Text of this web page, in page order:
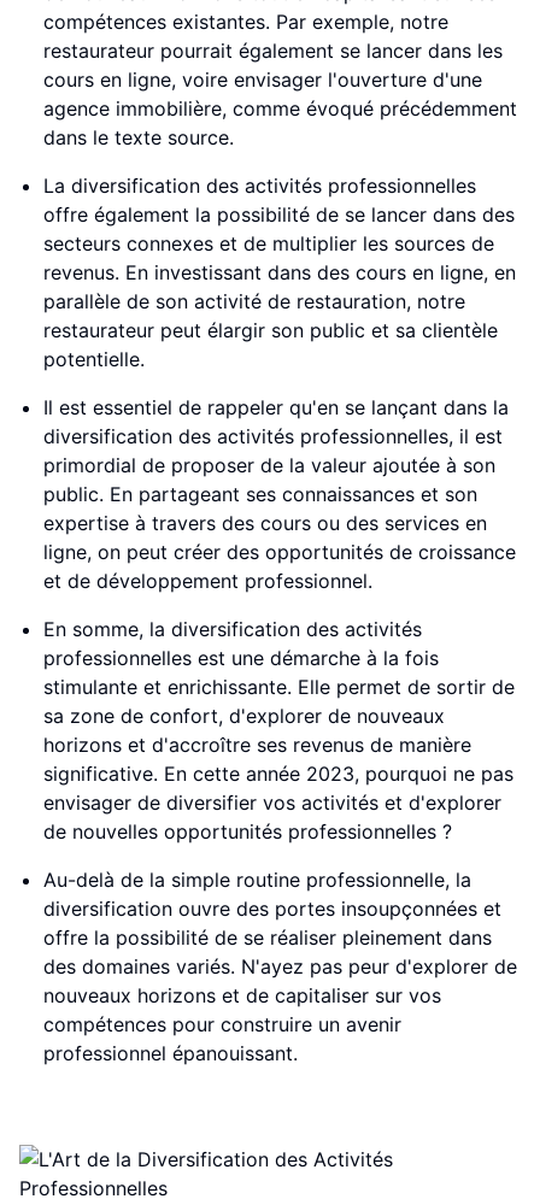
compétences existantes. Par exemple, notre
restaurateur pourrait également se lancer dans les
cours en ligne, voire envisager l'ouverture d'une
agence immobilière, comme évoqué précédemment
dans le texte source.
La diversification des activités professionnelles
offre également la possibilité de se lancer dans des
secteurs connexes et de multiplier les sources de
revenus. En investissant dans des cours en ligne, en
parallèle de son activité de restauration, notre
restaurateur peut élargir son public et sa clientèle
potentielle.
Il est essentiel de rappeler qu'en se lançant dans la
diversification des activités professionnelles, il est
primordial de proposer de la valeur ajoutée à son
public. En partageant ses connaissances et son
expertise à travers des cours ou des services en
ligne, on peut créer des opportunités de croissance
et de développement professionnel.
En somme, la diversification des activités
professionnelles est une démarche à la fois
stimulante et enrichissante. Elle permet de sortir de
sa zone de confort, d'explorer de nouveaux
horizons et d'accroître ses revenus de manière
significative. En cette année 2023, pourquoi ne pas
envisager de diversifier vos activités et d'explorer
de nouvelles opportunités professionnelles ?
Au-delà de la simple routine professionnelle, la
diversification ouvre des portes insoupçonnées et
offre la possibilité de se réaliser pleinement dans
des domaines variés. N'ayez pas peur d'explorer de
nouveaux horizons et de capitaliser sur vos
compétences pour construire un avenir
professionnel épanouissant.